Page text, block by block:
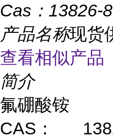
Cas： 13826-
产品名称现货
查看相似产品
简介
氟硼酸铵
CAS：